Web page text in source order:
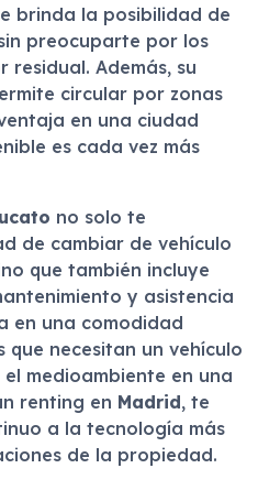
brinda la posibilidad de
preocuparte por los
residual. Además, su
circular por zonas
en una ciudad
es cada vez más
no solo te
de cambiar de vehículo
que también incluye
y asistencia
en una comodidad
necesitan un vehículo
medioambiente en una
renting en Madrid, te
a la tecnología más
de la propiedad.